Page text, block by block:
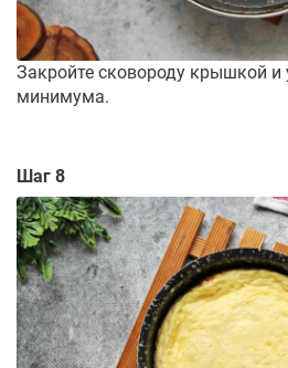
Закройте сковороду крышкой и
минимума.
Шаг 8